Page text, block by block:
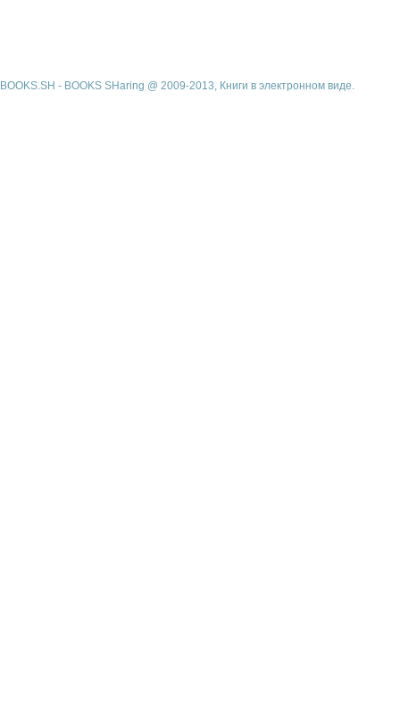
BOOKS.SH - BOOKS SHaring @ 2009-2013, Книги в электронном виде.